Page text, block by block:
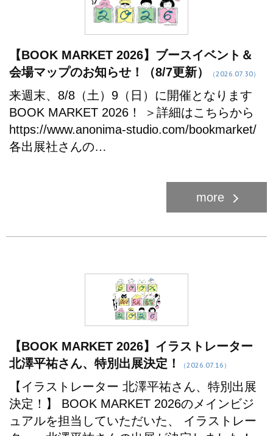
【BOOK MARKET 2026】ブースイベント＆
会場マップのお知らせ！（8/7更新）
（2026.07.30）
来週末、8/8（土）9（日）に開催となります
BOOK MARKET 2026！ ＞詳細はこちらから
https://www.anonima-studio.com/bookmarket/
各出展社さんの…
【BOOK MARKET 2026】イラストレーター
北澤平祐さん、特別出展決定！
（2026.07.16）
【イラストレーター 北澤平祐さん、特別出展
決定！】 BOOK MARKET 2026のメインビジ
ュアルを担当していただいた、 イラストレー